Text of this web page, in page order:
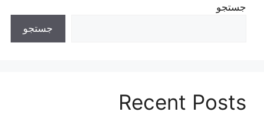
جستجو
جستجو
Recent Posts